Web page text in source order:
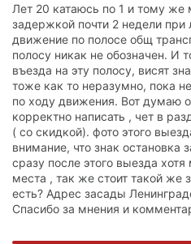
Лет 20 катаюсь по 1 и тому
задержкой почти 2 недели при
движение по полосе общ
полосу никак не обозначен. И
въезда на эту полосу, висят
тоже как то неразумно, пока
по ходу движения. Вот думаю
корректно написать , чет в
( со скидкой). фото этого
внимание, что знак остановка
сразу после этого выезда
места , так же стоит такой же
есть? Адрес засады
Спасибо за мнения и